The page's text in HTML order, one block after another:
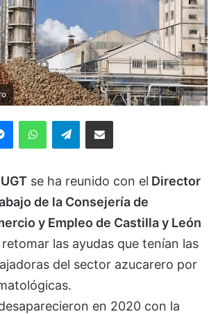
MessengerWhatsAppTelegramCompartir via Email
UGT se ha reunido con el Director
de la Consejería de
y Empleo de Castilla y León
las ayudas que tenían las
del sector azucarero por
en 2020 con la